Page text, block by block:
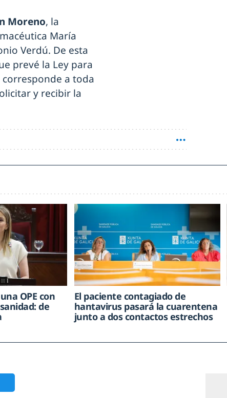
Moreno, la
María
Verdú. De esta
prevé la Ley para
a toda
y recibir la
OPE con
de
El paciente contagiado de
hantavirus pasará la cuarentena
junto a dos contactos estrechos